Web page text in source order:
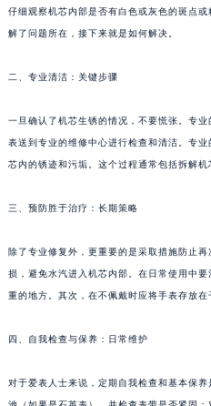
仔细观察机芯内部是否有白色或灰色的斑点
解了问题所在，接下来就是如何解决。
二、专业清洁：关键步骤
一旦确认了机芯生锈的情况，不要慌张。专
表送到专业的维修中心进行检查和清洁。专
芯内的锈迹和污垢。这个过程通常包括拆解
三、预防胜于治疗：长期策略
除了专业修复外，更重要的是采取措施防止
损，避免水汽进入机芯内部。在日常使用中
重的地方。其次，在不佩戴时应将手表存放
四、自我检查与保养：日常维护
对于爱表人士来说，定期自我检查和基本保